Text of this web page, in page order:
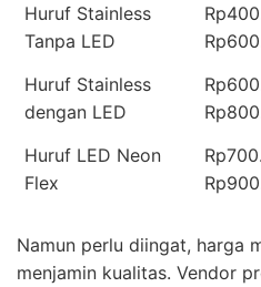
Huruf Stainless
Tanpa LED
Huruf Stainless
dengan LED
Huruf LED Neon
Flex
Namun perlu diingat, harga
menjamin kualitas. Vendor